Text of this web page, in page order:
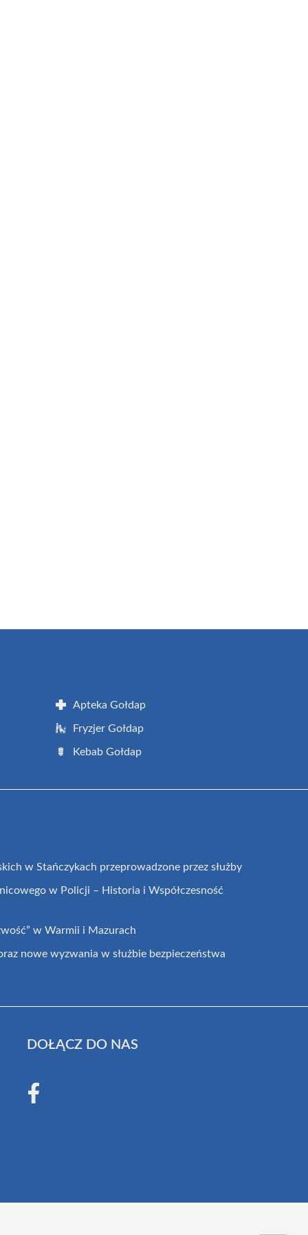
Apteka Gołdap
Fryzjer Gołdap
Kebab Gołdap
w Stańczykach przeprowadzone przez służby
w Policji – Historia i Współczesność
w Warmii i Mazurach
nowe wyzwania w służbie bezpieczeństwa
DOŁĄCZ DO NAS